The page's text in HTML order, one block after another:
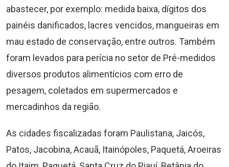
abastecer, por exemplo: medida baixa, dígitos dos
painéis danificados, lacres vencidos, mangueiras em
mau estado de conservação, entre outros. Também
foram levados para perícia no setor de Pré-medidos
diversos produtos alimentícios com erro de
pesagem, coletados em supermercados e
mercadinhos da região.
As cidades fiscalizadas foram Paulistana, Jaicós,
Patos, Jacobina, Acauã, Itainópoles, Paquetá, Aroeiras